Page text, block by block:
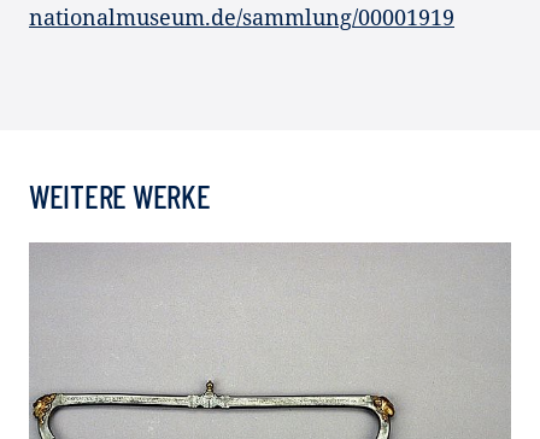
nationalmuseum.de/sammlung/00001919
WEITERE WERKE